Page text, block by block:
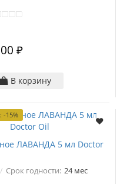
₽
В корзину
-15%
ЛАВАНДА 5 мл Doctor
Срок годности: 24 мес